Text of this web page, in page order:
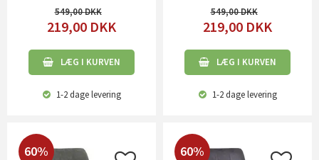
549,00
219,00 DKK
LÆG I KURVEN
1-2 dagelevering
549,00
219,00 DKK
LÆG I KURVEN
1-2 dagelevering
60% 60%